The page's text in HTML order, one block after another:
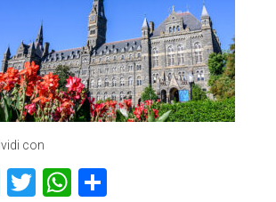
con
Facebook
TwitterWhatsApp